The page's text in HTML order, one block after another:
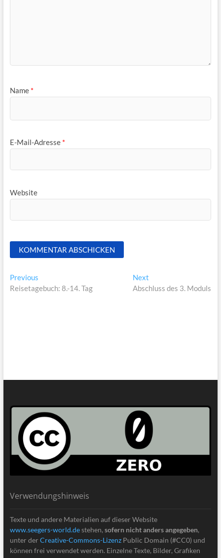
Name *
E-Mail-Adresse *
Website
Beitragsnavigation
PreviousPrevious
post:
Reisetagebuch: 8.-14. Tag
Next
post:
Abschluss des 3. Moduls
Verwendungshinweis
Texte und andere Materialien auf dieser Website
www.seegers-world.destehen,sofern nicht anders angegeben,
unter der Creative-Commons-LizenzPublic Domain (#CC0) und
können frei verwendet werden. Einzelne Texte, Bilder, Grafiken